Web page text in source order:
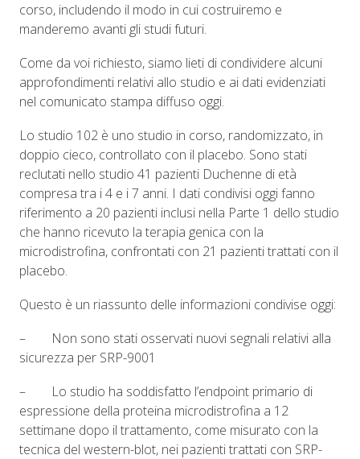
corso, includendo il modo in cui costruiremo e
manderemo avanti gli studi futuri.
Come da voi richiesto, siamo lieti di condividere alcuni
approfondimenti relativi allo studio e ai dati evidenziati
nel comunicato stampa diffuso oggi.
Lo studio 102 è uno studio in corso, randomizzato, in
doppio cieco, controllato con il placebo. Sono stati
reclutati nello studio 41 pazienti Duchenne di età
compresa tra i 4 e i 7 anni. I dati condivisi oggi fanno
riferimento a 20 pazienti inclusi nella Parte 1 dello studio
che hanno ricevuto la terapia genica con la
microdistrofina, confrontati con 21 pazienti trattati con il
placebo.
Questo è un riassunto delle informazioni condivise oggi:
– Non sono stati osservati nuovi segnali relativi alla
sicurezza per SRP-9001
– Lo studio ha soddisfatto l’endpoint primario di
espressione della proteina microdistrofina a 12
settimane dopo il trattamento, come misurato con la
tecnica del western-blot, nei pazienti trattati con SRP-